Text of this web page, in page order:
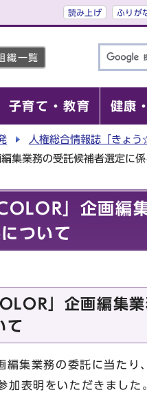
読み上げ ふりが
織一覧
子育て・教育 健康
人権総合情報誌「きょう
集業務の受託候補者選定に
」企画編
ついて
」企画編集
て
集業務の委託に当たり
表明をいただきました